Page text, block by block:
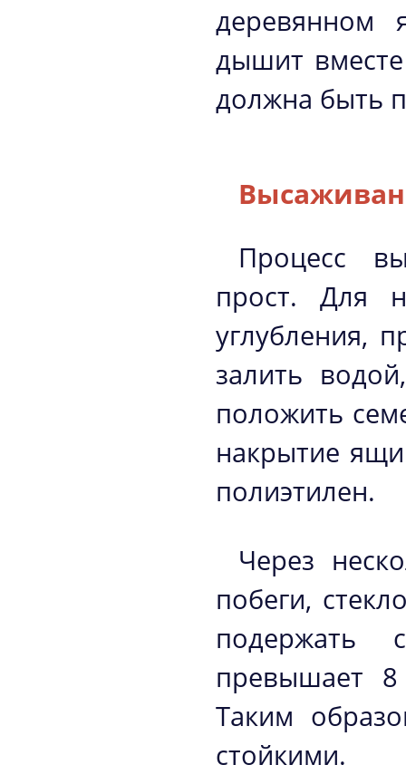
деревянном
дышит
должна быть
Процесс
прост. Для
углубления,
залить
положить
накрытие
полиэтилен.
Через
побеги,
подержать
превышает 8
Таким
стойкими.